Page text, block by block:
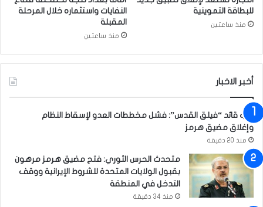
س
ف
ض
ل
س
ت
ق
ر
ل
م
ع
ة
ل
ي
س
م
ع
للبطاقة التموينية
منذ ساعتين
النفايات واستثماره خلال المرحلة
المقبلة
منذ ساعتين
أخبر الاخبار
نائب قائد “فيلق القدس”: فشل مخططات العدو لإسقاط النظام
وإغلاق مضيق هرمز
منذ 20 دقيقة
متحدث الحرس الثوري: فتح مضيق هرمز مرهون
بقبول الولايات المتحدة للشروط الإيرانية ووقف
التدخل في المنطقة
منذ 34 دقيقة